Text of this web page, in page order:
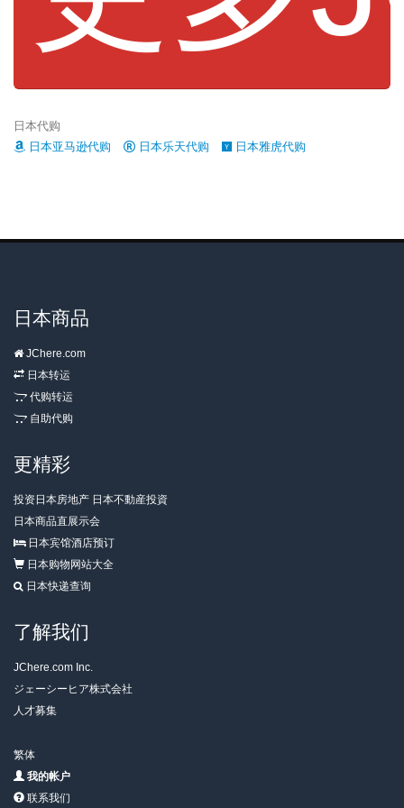
日本代购
日本亚马逊代购
日本乐天代购 日本雅虎代购
日本商品
JChere.com
日本转运
代购转运
自助代购
更精彩
投资日本房地产 日本不動産投資
日本商品直展示会
日本宾馆酒店预订
日本购物网站大全
日本快递查询
了解我们
JChere.com Inc.
ジェーシーヒア株式会社
人才募集
繁体
我的帐户
联系我们